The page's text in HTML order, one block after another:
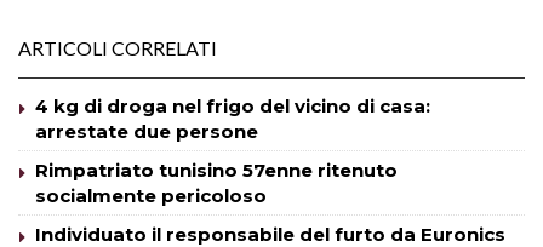
ARTICOLI CORRELATI
4 kg di droga nel frigo del vicino di casa:
arrestate due persone
Rimpatriato tunisino 57enne ritenuto
socialmente pericoloso
Individuato il responsabile del furto da Euronics